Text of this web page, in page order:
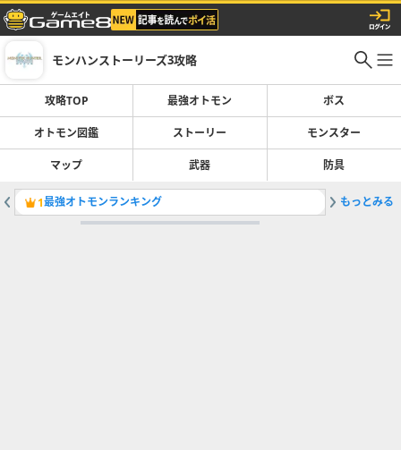
モンハンストーリーズ3攻略
攻略TOP 最強オトモン ボス
オトモン図鑑 ストーリー モンスター
マップ 武器 防具
1最強オトモンランキング 2ヤマツ
もっとみる